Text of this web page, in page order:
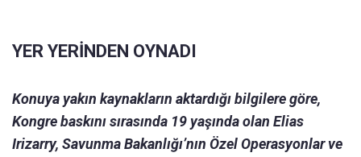
YER YERİNDEN OYNADI
Konuya yakın kaynakların aktardığı bilgilere göre,
Kongre baskını sırasında 19 yaşında olan Elias
Irizarry, Savunma Bakanlığı’nın Özel Operasyonlar ve